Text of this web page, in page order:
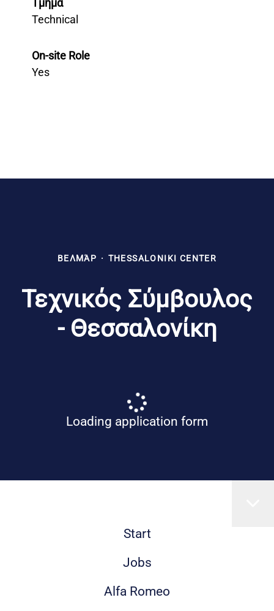
Τμήμα
Technical
On-site Role
Yes
ΒΕΛΜΆΡ · THESSALONIKI CENTER
Τεχνικός Σύμβουλος
- Θεσσαλονίκη
Loading application form
Start
Jobs
Alfa Romeo